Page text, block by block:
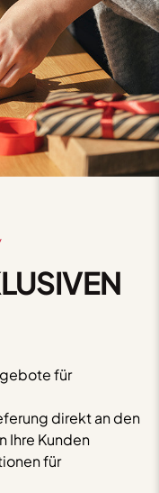
für
direkt an den
Ihre Kunden
für